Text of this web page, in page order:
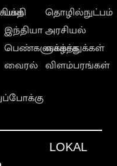
பக்தி
இந்தியா
பெண்களுக்காக
வைரல்
தொழில்நுட்பம்
அரசியல்
வாழ்த்துக்கள்
விளம்பரங்கள்
LOKAL